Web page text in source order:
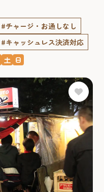
#チャージ・お通しなし
#キャッシュレス決済対応
土 日